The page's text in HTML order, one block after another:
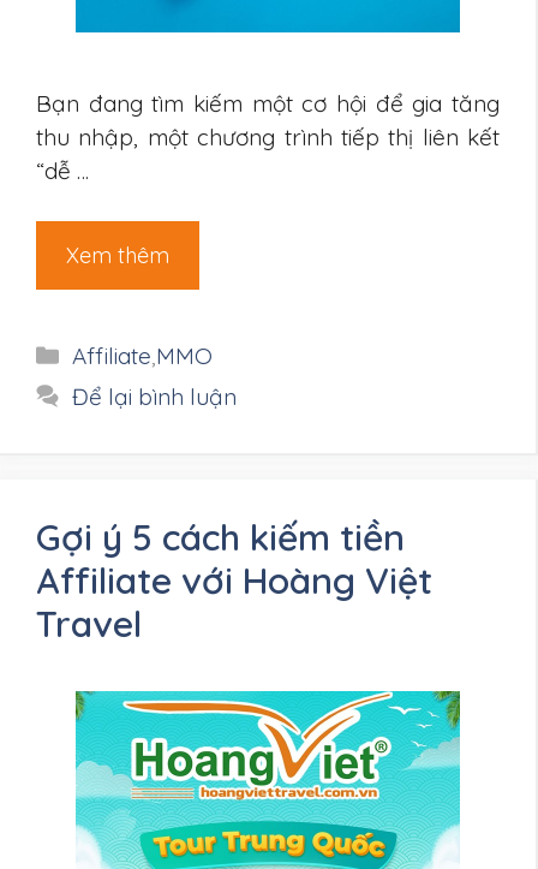
Bạn đang tìm kiếm một cơ hội để gia tăng
thu nhập, một chương trình tiếp thị liên kết
“dễ …
Xem thêm
Danh
mục
Affiliate,MMO
Để lại bình luận
Gợi ý 5 cách kiếm tiền
Affiliate với Hoàng Việt
Travel